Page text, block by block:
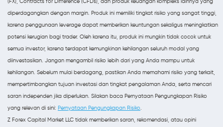
diperdagangkan dengan margin. Produk ini memiliki tingkat risiko yang sangat tinggi,
karena penggunaan leverage dapat memberikan keuntungan sekaligus meningkatkan
potensi kerugian bagi trader. Oleh karena itu, produk ini mungkin tidak cocok untuk
semua investor, karena terdapat kemungkinan kehilangan seluruh modal yang
diinvestasikan. Jangan mengambil risiko lebih dari yang Anda mampu untuk
kehilangan. Sebelum mulai berdagang, pastikan Anda memahami risiko yang terkait,
mempertimbangkan tujuan investasi dan tingkat pengalaman Anda, serta mencari
saran independen jika diperlukan. Silakan baca Pernyataan Pengungkapan Risiko
yang relevan di sini: Pernyataan Pengungkapan Risiko
Z Forex Capital Market LLC tidak memberikan saran, rekomendasi, atau opini